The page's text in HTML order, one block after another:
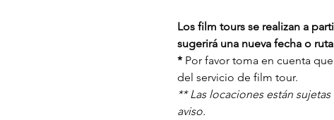
Los film tours se realizan a
sugerirá una nueva fecha o
* Por favor toma en cuenta
del servicio de film tour.
** Las locaciones están
aviso.